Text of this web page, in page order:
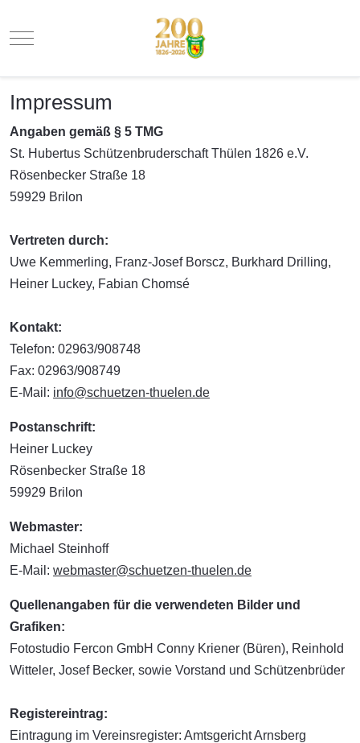
Mobile Menu Toggle
Impressum
Angaben gemäß § 5 TMG
St. Hubertus Schützenbruderschaft Thülen 1826 e.V.
Rösenbecker Straße 18
59929 Brilon
Vertreten durch:
Uwe Kemmerling, Franz-Josef Borscz, Burkhard Drilling,
Heiner Luckey, Fabian Chomsé
Kontakt:
Telefon: 02963/908748
Fax: 02963/908749
E-Mail: info@schuetzen-thuelen.de
Postanschrift:
Heiner Luckey
Rösenbecker Straße 18
59929 Brilon
Webmaster:
Michael Steinhoff
E-Mail: webmaster@schuetzen-thuelen.de
Quellenangaben für die verwendeten Bilder und
Grafiken:
Fotostudio Fercon GmbH Conny Kriener (Büren), Reinhold
Witteler, Josef Becker, sowie Vorstand und Schützenbrüder
Registereintrag:
Eintragung im Vereinsregister: Amtsgericht Arnsberg